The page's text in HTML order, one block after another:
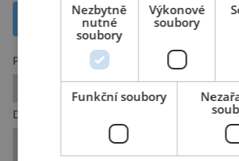
Sdílet na X
Předchozí článek
Další článek
Největší dosud objevený masový
Nezbytně
nutné
soubory
Výkonové
soubory
Funkční soubory